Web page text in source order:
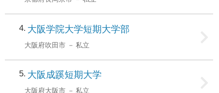
4 大阪学院大学短期大学部
大阪府吹田市 私立
5 大阪成蹊短期大学
大阪府大阪市 私立